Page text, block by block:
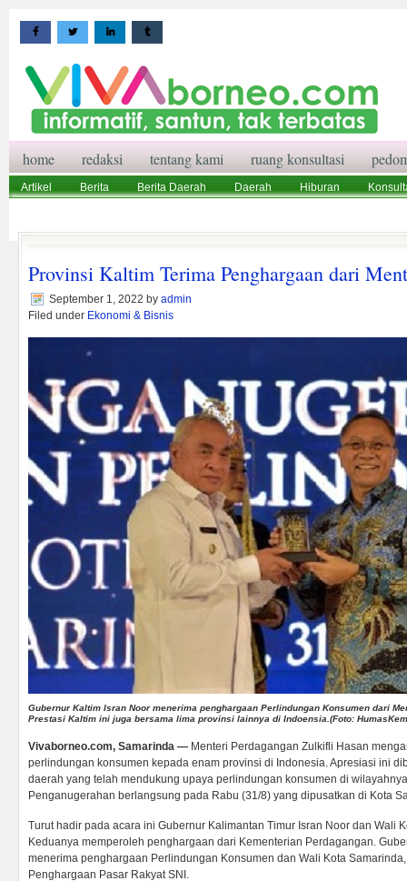
home redaksi tentang kami ruang konsultasi
Artikel Berita Berita Daerah Daerah Hiburan
Provinsi Kaltim Terima Penghargaan dari
September 1, 2022 by admin
Filed under Ekonomi & Bisnis
Gubernur Kaltim Isran Noor menerima penghargaan Perlindungan Konsumen dari
Prestasi Kaltim ini juga bersama lima provinsi lainnya di Indoensia.(Foto:
Vivaborneo.com, Samarinda — Menteri Perdagangan Zulkifli Hasan
perlindungan konsumen kepada enam provinsi di Indonesia. Apresiasi ini
daerah yang telah mendukung upaya perlindungan konsumen di
Penganugerahan berlangsung pada Rabu (31/8) yang dipusatkan di Kota
Turut hadir pada acara ini Gubernur Kalimantan Timur Isran Noor dan Wali
Keduanya memperoleh penghargaan dari Kementerian Perdagangan.
menerima penghargaan Perlindungan Konsumen dan Wali Kota
Penghargaan Pasar Rakyat SNI.